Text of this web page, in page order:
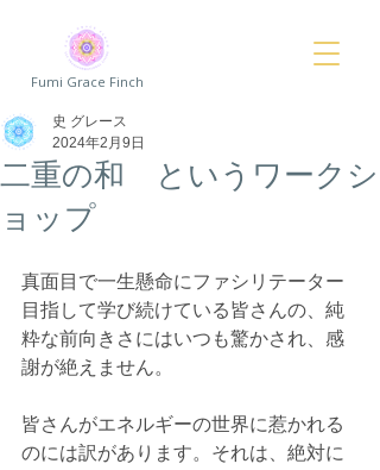
Fumi Grace Finch
二重の和 というワークシ
ョップ
史 グレース
2024年2月9日
真面目で一生懸命にファシリテーター
目指して学び続けている皆さんの、純
粋な前向きさにはいつも驚かされ、感
謝が絶えません。
皆さんがエネルギーの世界に惹かれる
のには訳があります。それは、絶対に